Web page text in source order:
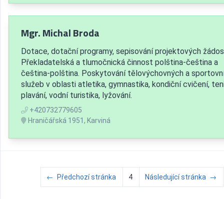
Mgr. Michal Broda
Dotace, dotační programy, sepisování projektových
Překladatelská a tlumočnická činnost polština-čeština a
čeština-polština. Poskytování tělovýchovných a
služeb v oblasti atletika, gymnastika, kondiční cvičení,
plavání, vodní turistika, lyžování.
+420732779605
Hraničářská 1951, Karviná
← Předchozí stránka 4 Následující stránka →